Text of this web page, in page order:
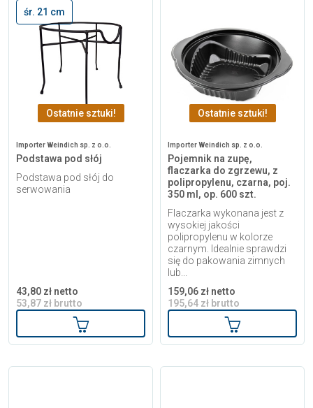
śr. 21 cm
Ostatnie sztuki!
Importer Weindich sp. z o.o.
Podstawa pod słój
Podstawa pod słój do
serwowania
43,80 zł netto
53,87 zł brutto
Dodaj do koszyka
Ostatnie sztuki!
Importer Weindich sp. z o.o.
Pojemnik na zupę,
flaczarka do zgrzewu, z
polipropylenu, czarna, poj.
350 ml, op. 600 szt.
Flaczarka wykonana jest z
wysokiej jakości
polipropylenu w kolorze
czarnym. Idealnie sprawdzi
się do pakowania zimnych
lub...
159,06 zł netto
195,64 zł brutto
Dodaj do